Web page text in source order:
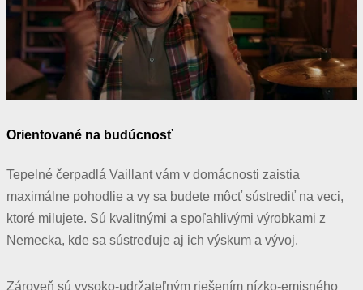
Orientované na budúcnosť
Tepelné čerpadlá Vaillant vám v domácnosti zaistia
maximálne pohodlie a vy sa budete môcť sústrediť na veci,
ktoré milujete. Sú kvalitnými a spoľahlivými výrobkami z
Nemecka, kde sa sústreďuje aj ich výskum a vývoj.
Zároveň sú vysoko-udržateľným riešením nízko-emisného